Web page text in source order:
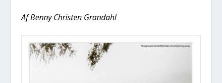
Af Ben­ny Chri­sten Gran­da­hl